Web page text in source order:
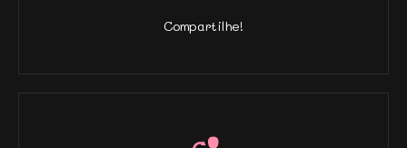
Compartilhe!